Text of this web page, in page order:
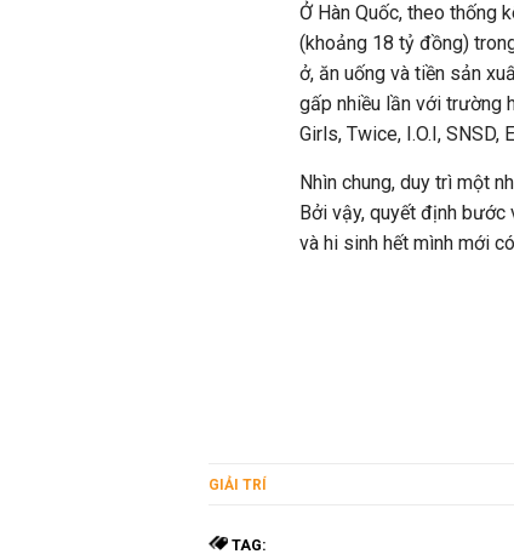
Ở Hàn Quốc, theo thống
(khoảng 18 tỷ đồng)
ở, ăn uống và tiền sản
gấp nhiều lần với trường
Girls, Twice, I.O.I, SNSD,
Nhìn chung, duy trì một
Bởi vậy, quyết định
và hi sinh hết mình mới
GIẢI TRÍ
TAG: